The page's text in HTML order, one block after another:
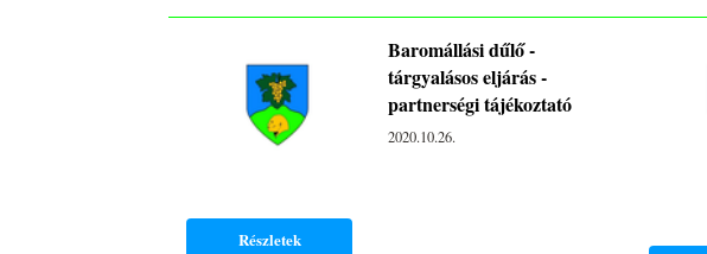
Baromállási dűlő -
tárgyalásos eljárás -
partnerségi tájékoztató
2020.10.26.
Részletek